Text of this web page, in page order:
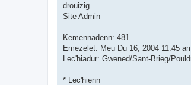
drouizig
Site Admin
Kemennadenn: 481
Emezelet: Meu Du 16, 2004 11:45
Lec'hiadur: Gwened/Sant-Brieg/
* Lec'hienn